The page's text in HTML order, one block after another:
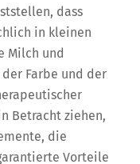
dass
in kleinen
Milch und
Farbe und der
Betracht ziehen,
die
Vorteile